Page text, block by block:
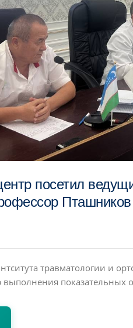
посетил
травматологии и
показательных